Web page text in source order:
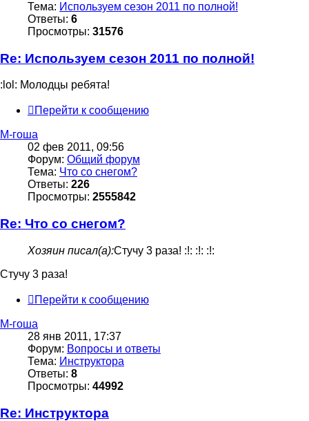
Тема: Используем сезон 2011 по полной!
Ответы: 6
Просмотры: 31576
Re: Используем сезон 2011 по полной!
:lol: Молодцы ребята!
Перейти к сообщению
М-гоша
02 фев 2011, 09:56
Форум: Общий форум
Тема: Что со снегом?
Ответы: 226
Просмотры: 2555842
Re: Что со снегом?
Хозяин писал(а):Стучу 3 раза! :!: :!: :!:
Стучу 3 раза!
Перейти к сообщению
М-гоша
28 янв 2011, 17:37
Форум: Вопросы и ответы
Тема: Инструктора
Ответы: 8
Просмотры: 44992
Re: Инструктора